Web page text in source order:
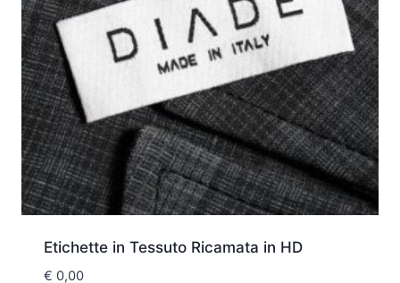
Etichette in Tessuto Ricamata in HD
€ 0,00